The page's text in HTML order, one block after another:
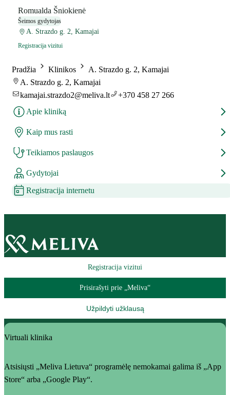
Romualda Šniokienė
Šeimos gydytojas
A. Strazdo g. 2, Kamajai
Registracija vizitui
Pradžia Klinikos
A. Strazdo g. 2, Kamajai
A. Strazdo g. 2, Kamajai
kamajai.strazdo2@meliva.lt
+370 458 27 266
Apie kliniką
Kaip mus rasti
Teikiamos paslaugos
Gydytojai
Registracija internetu
Registracija vizitui
Prisirašyti prie „Meliva“
Užpildyti užklausą
Virtuali klinika
Atsisiųsti „Meliva Lietuva“ programėlę nemokamai galima iš „App
Store“ arba „Google Play“.